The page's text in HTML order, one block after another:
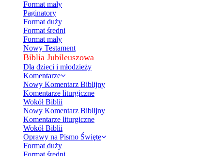
Format mały
Paginatory
Format duży
Format średni
Format mały
Nowy Testament
Biblia Jubileuszowa
Dla dzieci i młodzieży
Komentarze
Nowy Komentarz Biblijny
Komentarze liturgiczne
Wokół Biblii
Nowy Komentarz Biblijny
Komentarze liturgiczne
Wokół Biblii
Oprawy na Pismo Święte
Format duży
Format średni